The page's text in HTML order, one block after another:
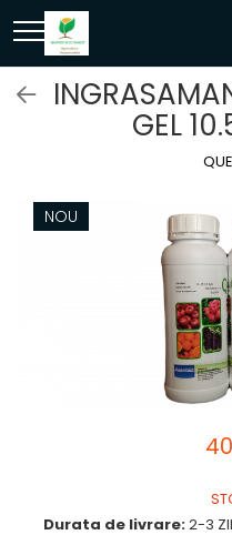
GEL
NOU
Durata de livrare:2-3